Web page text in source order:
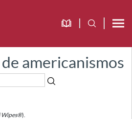
americanismos
Wipes®).